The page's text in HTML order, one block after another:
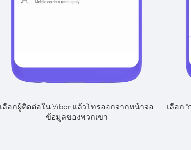
เลือกผู้ติดต่อใน Viber แล้วโทรออกจากหน้าจอ
ข้อมูลของพวกเขา
เลือก